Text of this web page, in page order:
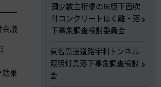
会議
果
鋼少数主桁橋の床版下面吹
付コンクリートはく離・落
下事象調査検討委員会
東名高速道路宇利トンネル
照明灯具落下事象調査検討
会